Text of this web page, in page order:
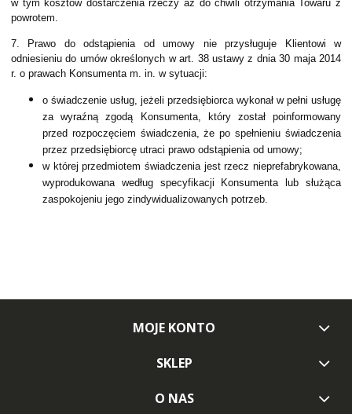
w tym kosztów dostarczenia rzeczy aż do chwili otrzymania Towaru z
powrotem.
7. Prawo do odstąpienia od umowy nie przysługuje Klientowi w
odniesieniu do umów określonych w art. 38 ustawy z dnia 30 maja 2014
r. o prawach Konsumenta m. in. w sytuacji:
o świadczenie usług, jeżeli przedsiębiorca wykonał w pełni usługę
za wyraźną zgodą Konsumenta, który został poinformowany
przed rozpoczęciem świadczenia, że po spełnieniu świadczenia
przez przedsiębiorcę utraci prawo odstąpienia od umowy;
w której przedmiotem świadczenia jest rzecz nieprefabrykowana,
wyprodukowana według specyfikacji Konsumenta lub służąca
zaspokojeniu jego zindywidualizowanych potrzeb.
MOJE KONTO
SKLEP
O NAS